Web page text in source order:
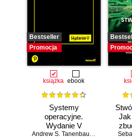
Bestseller
Promocja
książka ebook
Systemy
operacyjne.
Wydanie V
Andrew S. Tanenbaum, Herbert Bos
Jak